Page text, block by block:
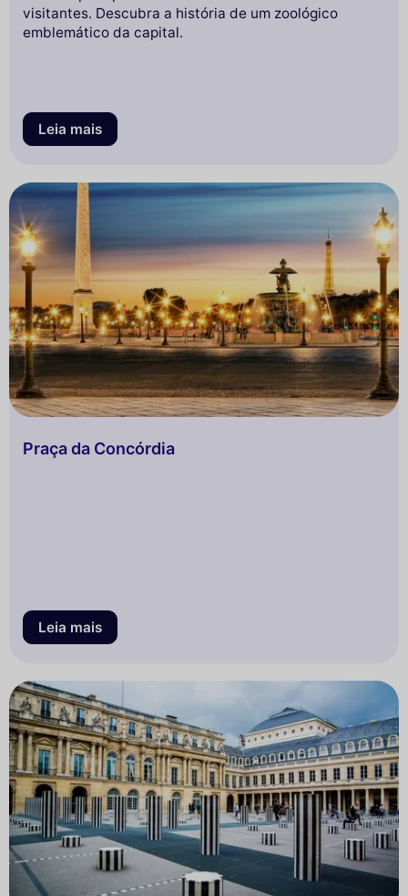
visitantes. Descubra a história de um zoológico
emblemático da capital.
Leia mais
Praça da Concórdia
Leia mais